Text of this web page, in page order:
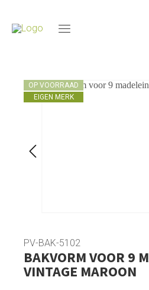
OP VOORRAAD
EIGEN MERK
PV-BAK-5102
BAKVORM VOOR 9
VINTAGE MAROON